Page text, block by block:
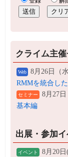
クライム主
Web 8月26日（
RMMを統合し
セミナー 8月27日
基本編
出展・参加イ
イベント 8月20